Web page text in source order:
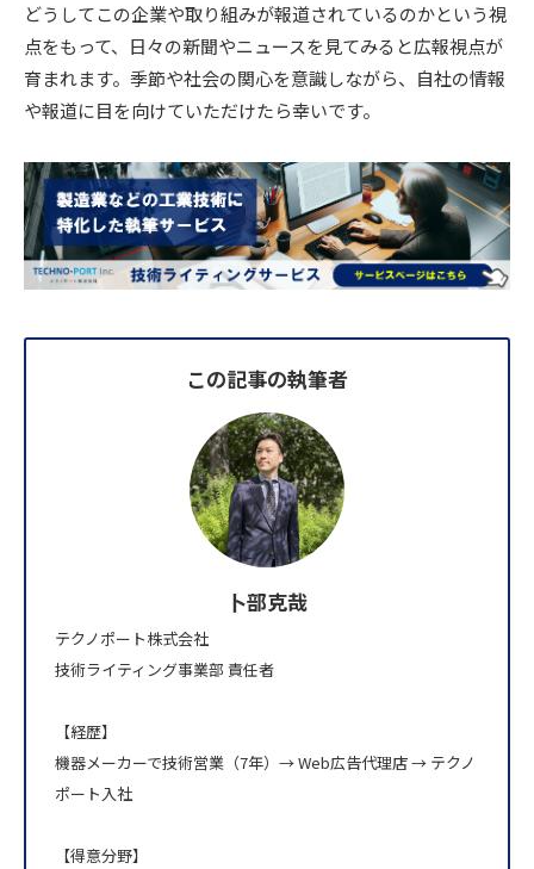
どうしてこの企業や取り組みが報道されているのかという視
点をもって、日々の新聞やニュースを見てみると広報視点が
育まれます。季節や社会の関心を意識しながら、自社の情報
や報道に目を向けていただけたら幸いです。
この記事の執筆者
卜部克哉
テクノポート株式会社
技術ライティング事業部 責任者
【経歴】
機器メーカーで技術営業（7年）→ Web広告代理店 → テクノ
ポート入社
【得意分野】